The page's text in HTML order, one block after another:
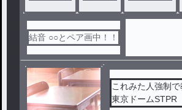
結音 ○○とペア画中！！
これみた人強制
東京ドームSTPR